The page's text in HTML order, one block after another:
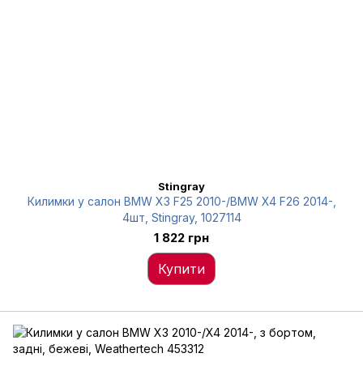
Stingray
Килимки у салон BMW X3 F25 2010-/BMW X4 F26 2014-,
4шт, Stingray, 1027114
1 822 грн
Купити